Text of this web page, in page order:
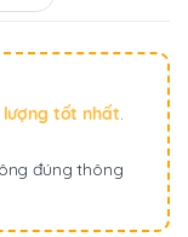
64,000 ₫
đến
207,000 ₫
tốt nhất.
đúng thông